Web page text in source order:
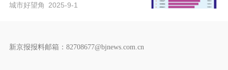
城市好望角 2025-9-1
新京报报料邮箱：82708677@bjnews.com.cn